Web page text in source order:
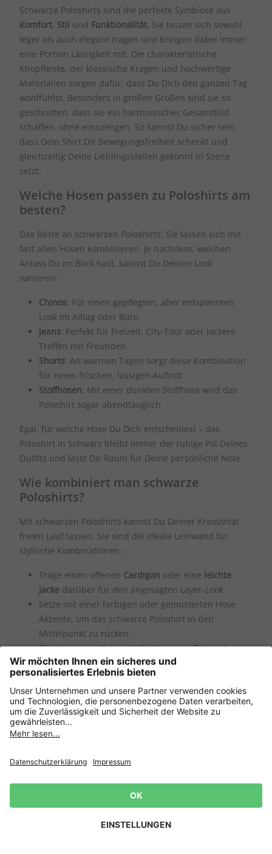
Schwarze Poloshirts sind die perfekte Symbiose aus
Komfort, Stil und Funktionalität. Sie lassen sich sowohl
leger als auch elegant tragen und bringen dabei immer
eine Portion Lässigkeit mit. Die charakteristische
Knopfleiste, der klassische Kragen und hochwertige
Materialien sorgen dafür, dass Du Dich den ganzen Tag
wohlfühlst. Besonders in großen Größen sind sie so
geschnitten, dass sie ein harmonisches Gesamtbild
schaffen, ohne einzuengen. So kannst Du sicher sein,
dass Dein Shirt Dir Bewegungsfreiheit schenkt und
gleichzeitig Deine Lieblingsstellen gekonnt in Szene
setzt.
Welche Hosen passen zu Poloshirts am
besten?
Das Beste an schwarzen Poloshirts: Sie lassen sich mit
fast allen Hosen kombinieren. Je nachdem, welchen
Anlass Du im Blick hast, kannst Du Deinen Look
variieren:
Chinos: Für einen gepflegten, aber entspannten
Look im Alltag oder Büro
Jeans: Perfekt für Freizeit, City-Tour oder lockere
Treffen mit Freunden
Shorts: An warmen Tagen sorgt diese Kombination
für einen frischen, lässigen Auftritt
Stoffhosen: Mit einer dunklen Stoffhose wird das
Poloshirt sogar abendtauglich
Egal, für welche Hose Du Dich entscheidest – das
Poloshirt in Schwarz bleibt immer der ruhige Pol Deines
Outfits und lässt Dir Raum für Deine persönliche Note.
Wie kombiniert man schwarze
Poloshirts?
Mit schwarzen Poloshirts kannst Du Deiner Kreativität
freien Lauf lassen. Sie sind die ideale Leinwand für
stylische Kombinationen:
Trage einen offenen Cardigan oder eine leichte
Jacke darüber für den angesagten Layer-Look.
Setze mit einer farbigen oder gemusterten Hose
Akzente, um das schwarze Poloshirt in den
Mittelpunkt zu rücken.
Für einen sportlichen Auftritt passenCapund
Turnschuheperfekt dazu.
Wähle einen Ledergürtel und klassische Schuhe,
wenn Du das Poloshirt ins Büro oder zu einem
Anlass tragen möchtest.
Dank der neutralen Farbe kannst Du nach Lust und
Welche Schuhe passen zu Poloshirts?
Auch bei den Schuhen bist Du flexibel. Ein paar
Inspirationen:
Newsletter
Jetzt
Zur Anmeldung